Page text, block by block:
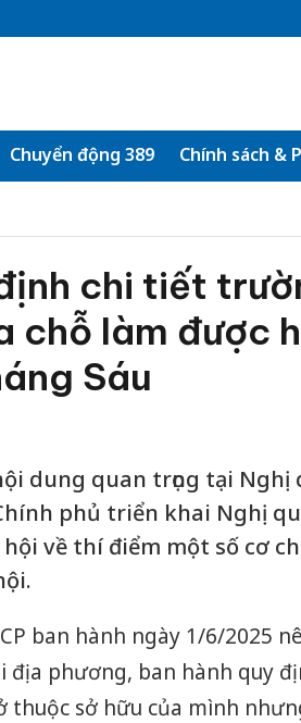
Chuyển động 389 Chính sách &
chi tiết
chỗ làm được
Sáu
dung quan trọng tại Nghị
phủ triển khai Nghị
hội về thí điểm một số cơ
ban hành ngày 1/6/2025
địa phương, ban hành quy
sở hữu của mình